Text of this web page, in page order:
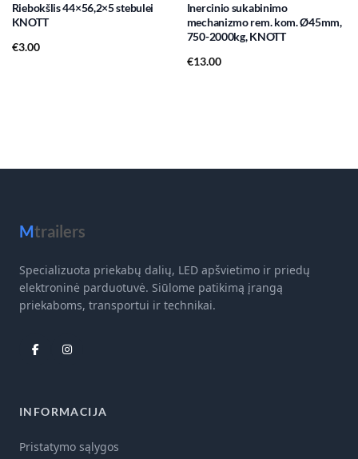
Riebokšlis 44×56,2×5 stebulei
KNOTT
€3.00
Inercinio sukabinimo
mechanizmo rem. kom. Ø45mm,
750-2000kg, KNOTT
€13.00
Mtrailers
Specializuota priekabų dalių, LED apšvietimo ir priedų
elektroninė parduotuvė. Siūlome patikimą įrangą
priekaboms, transportui ir technikai.
INFORMACIJA
Pristatymo sąlygos